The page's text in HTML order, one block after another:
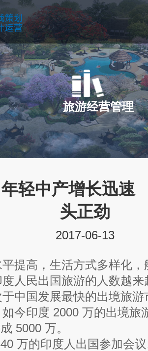
旅游经营管理
年轻中产增长迅
头正劲
2017-06-13
提高，生活方式多样化
人民出国旅游的人数越
中国发展最快的出境旅
今印度 2000 万的出境旅
5000 万。
万的印度人出国参加会